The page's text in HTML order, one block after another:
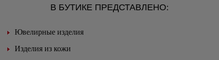
В БУТИКЕ ПРЕДСТАВЛЕНО:
Ювелирные изделия
Изделия из кожи